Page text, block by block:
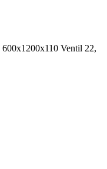
Ventil 22,